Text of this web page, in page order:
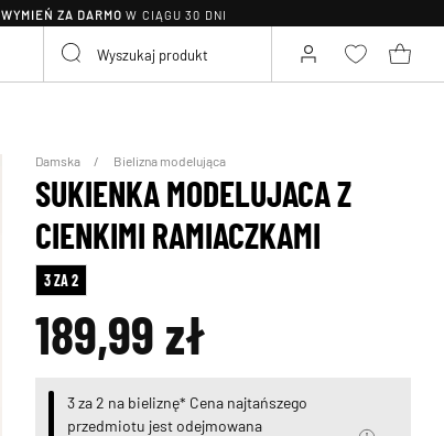
WYMIEŃ ZA DARMO W CIĄGU 30 DNI
Damska Bielizna modelująca
SUKIENKA MODELUJACA Z
CIENKIMI RAMIACZKAMI
3 ZA 2
189,99 zł
3 za 2 na bieliznę* Cena najtańszego
przedmiotu jest odejmowana